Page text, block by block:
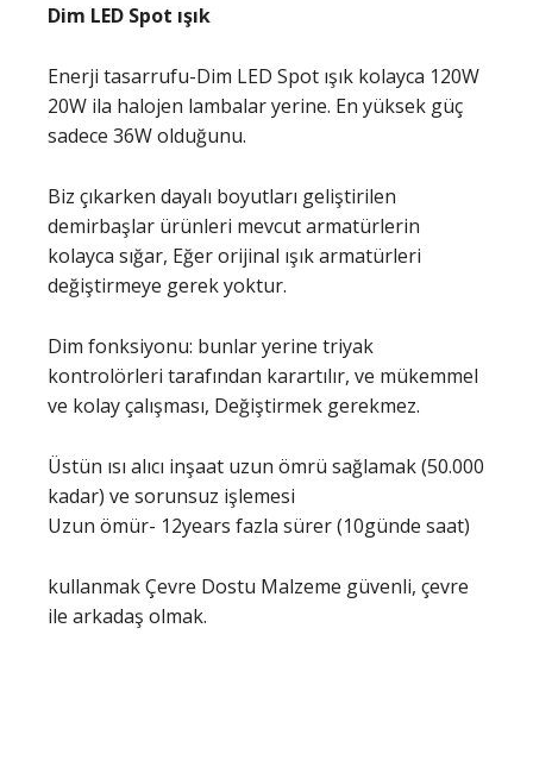
Dim LED Spot ışık
Enerji tasarrufu-Dim LED Spot ışık kolayca 120W
20W ila halojen lambalar yerine. En yüksek güç
sadece 36W olduğunu.
Biz çıkarken dayalı boyutları geliştirilen
demirbaşlar ürünleri mevcut armatürlerin
kolayca sığar, Eğer orijinal ışık armatürleri
değiştirmeye gerek yoktur.
Dim fonksiyonu: bunlar yerine triyak
kontrolörleri tarafından karartılır, ve mükemmel
ve kolay çalışması, Değiştirmek gerekmez.
Üstün ısı alıcı inşaat uzun ömrü sağlamak (50.000
kadar) ve sorunsuz işlemesi
Uzun ömür- 12years fazla sürer (10günde saat)
kullanmak Çevre Dostu Malzeme güvenli, çevre
ile arkadaş olmak.